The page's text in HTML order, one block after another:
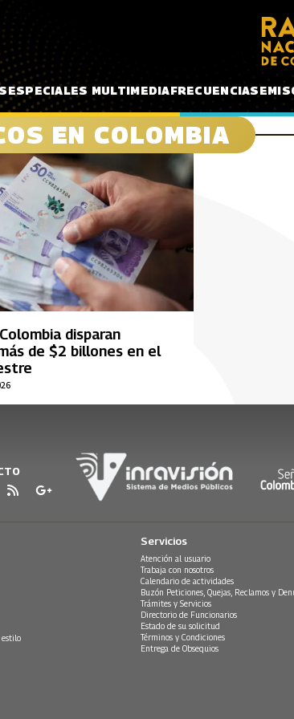
ESPECIALES MULTIMEDIAFRECUENCIAS
EN COLOMBIA
disparan
de $2 billones en el
estilo
Servicios
Atención al usuario
Trabaja con nosotros
Calendario de actividades
Buzón Peticiones, Quejas, Reclamos y
Trámites y Servicios
Directorio de Funcionarios
Estado de su solicitud
Términos y Condiciones
Entrega de Obsequios